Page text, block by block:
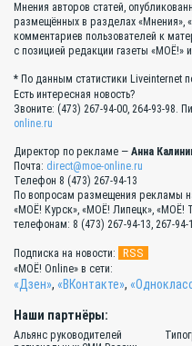
Мнения авторов статей,
размещённых в разделах «Мнения»,
комментариев пользователей к
с позицией редакции газеты «МОЁ!»
* По данным статистики Liveinternet
Есть интересная новость?
Звоните: (473) 267-94-00, 264-93-98.
online.ru
Директор по рекламе — Анна
Почта: direct@moe-online.ru
Телефон 8 (473) 267-94-13
По вопросам размещения рекламы
«МОЁ! Курск», «МОЁ! Липецк», «МОЁ!
телефонам: 8 (473) 267-94-13, 267-94-
Подписка на новости: RSS
«МОЁ! Online» в сети:
«Дзен», «ВКонтакте»,
Наши партнёры:
Альянс руководителей